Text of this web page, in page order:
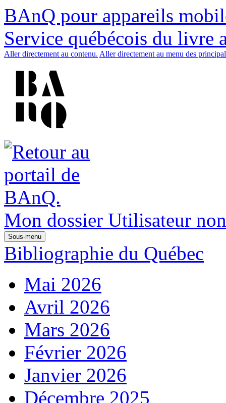
BAnQ pour appareils
Service québécois du livre
Aller directement au contenu. Aller directement au menu des
Mon dossier Utilisateur
Sous-menu
Bibliographie du Québec
Mai 2026
Avril 2026
Mars 2026
Février 2026
Janvier 2026
Décembre 2025